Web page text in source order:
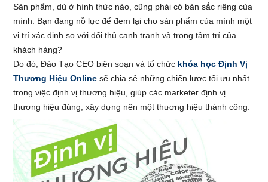
Sản phẩm, dù ở hình thức nào, cũng phải có bản sắc riêng của
mình. Bạn đang nỗ lực để đem lại cho sản phẩm của mình một
vị trí xác định so với đối thủ cạnh tranh và trong tâm trí của
khách hàng?
Do đó, Đào Tạo CEO biên soạn và tổ chức khóa học Định Vị
Thương Hiệu Online sẽ chia sẻ những chiến lược tối ưu nhất
trong việc định vị thương hiệu, giúp các marketer định vị
thương hiệu đúng, xây dựng nên một thương hiệu thành công.